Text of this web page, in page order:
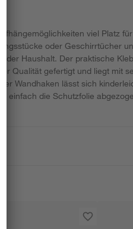
viel Platz für
oder Geschirrtücher
Haushalt. Der praktische
Qualität gefertigt und liegt mit
Wandhaken lässt sich
einfach die Schutzfolie